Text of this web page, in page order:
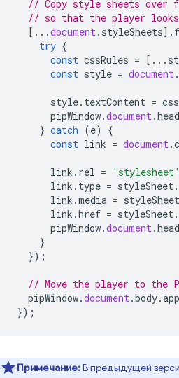
// Copy style sheets over
// so that the player looks
[...document . styleSheets].
try {
const cssRules = [...
const style = document .
style. textContent =
pipWindow.document .head
} catch (e)
{
const link = document .
link . rel = 'stylesheet'
link . type = styleSheet .
link .media = styleSheet
link .href = styleSheet .
pipWindow.document .head
}
});
// Move the player to the
pipWindow.document .body.
});
Примечание:В предыдущей